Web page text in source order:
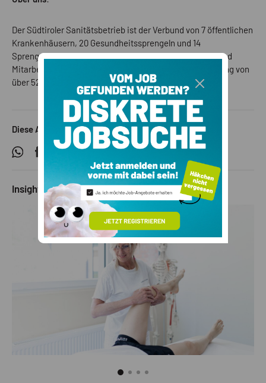
Der Südtiroler Sanitätsbetrieb ist der Verbund von 7 öffentlichen
Krankenhäusern, 20 Gesundheitssprengeln und 14
Sprengelstützpunkten mit fast 11.000 Mitarbeiterinnen und
Mitarbeitern verantwortlich für die Gesundheitsversorgung von
über 520.000 Bürgerinnen und Bürgern in Südtirol.
Diese Anzeige teilen
Insights - Ein Blick ins Innere